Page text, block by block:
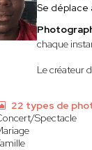
Se déplace
chaque
Le créateur
22 types de
Spectacle